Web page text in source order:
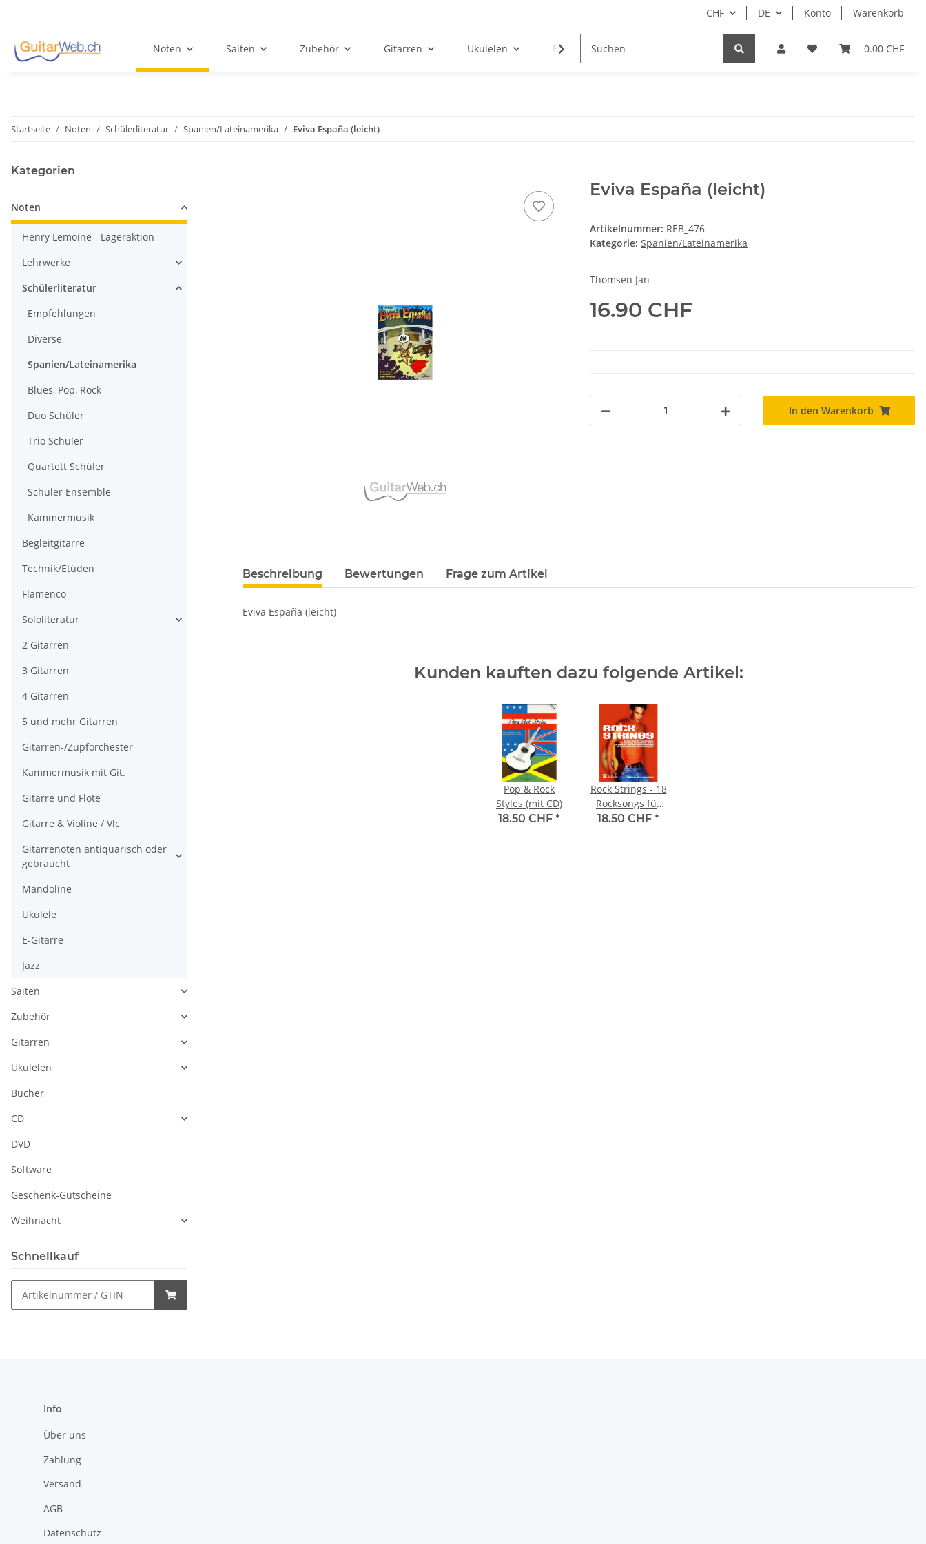
CHF DE Konto Warenkorb
0.00 CHF
Noten Saiten Zubehör Gitarren Ukulelen Bücher CD Software Geschenk-Gutscheine
Startseite Noten Schülerliteratur Spanien/Lateinamerika Eviva España (leicht)
Eviva España (leicht)
Artikelnummer: REB_476
Kategorie: Spanien/Lateinamerika
Thomsen Jan
16.90 CHF
In den Warenkorb
Beschreibung Bewertungen Frage zum Artikel
Eviva España (leicht)
Kunden kauften dazu folgende Artikel:
Pop & Rock
Styles (mit CD)
18.50 CHF *
Rock Strings - 18
Rocksongs für
akustische
18.50 CHF *
Kategorien
Noten
Henry Lemoine - Lageraktion
Lehrwerke
Schülerliteratur
Empfehlungen
Diverse
Spanien/Lateinamerika
Blues, Pop, Rock
Duo Schüler
Trio Schüler
Quartett Schüler
Schüler Ensemble
Kammermusik
Begleitgitarre
Technik/Etüden
Flamenco
Sololiteratur
2 Gitarren
3 Gitarren
4 Gitarren
5 und mehr Gitarren
Gitarren-/Zupforchester
Kammermusik mit Git.
Gitarre und Flöte
Gitarre & Violine / Vlc
Gitarrenoten antiquarisch oder
gebraucht
Mandoline
Ukulele
E-Gitarre
Jazz
Saiten
Zubehör
Gitarren
Ukulelen
Bücher
CD
DVD
Software
Geschenk-Gutscheine
Weihnacht
Schnellkauf
Info
Über uns
Zahlung
Versand
AGB
Datenschutz